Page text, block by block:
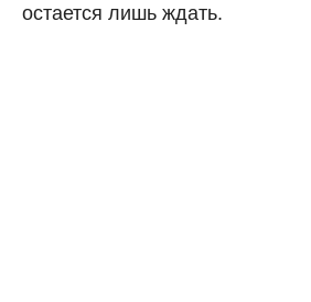
остается лишь ждать.